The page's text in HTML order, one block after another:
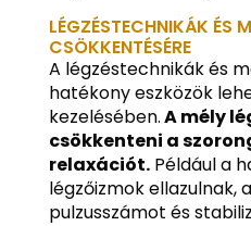
LÉGZÉSTECHNIKÁK ÉS
CSÖKKENTÉSÉRE
A légzéstechnikák és
hatékony eszközök
kezelésében.A mély
csökkenteni a
relaxációt.Például a
légzőizmok ellazulnak,
pulzusszámot és